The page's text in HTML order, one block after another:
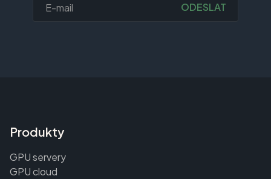
ODESLAT
Produkty
GPU servery
GPU cloud